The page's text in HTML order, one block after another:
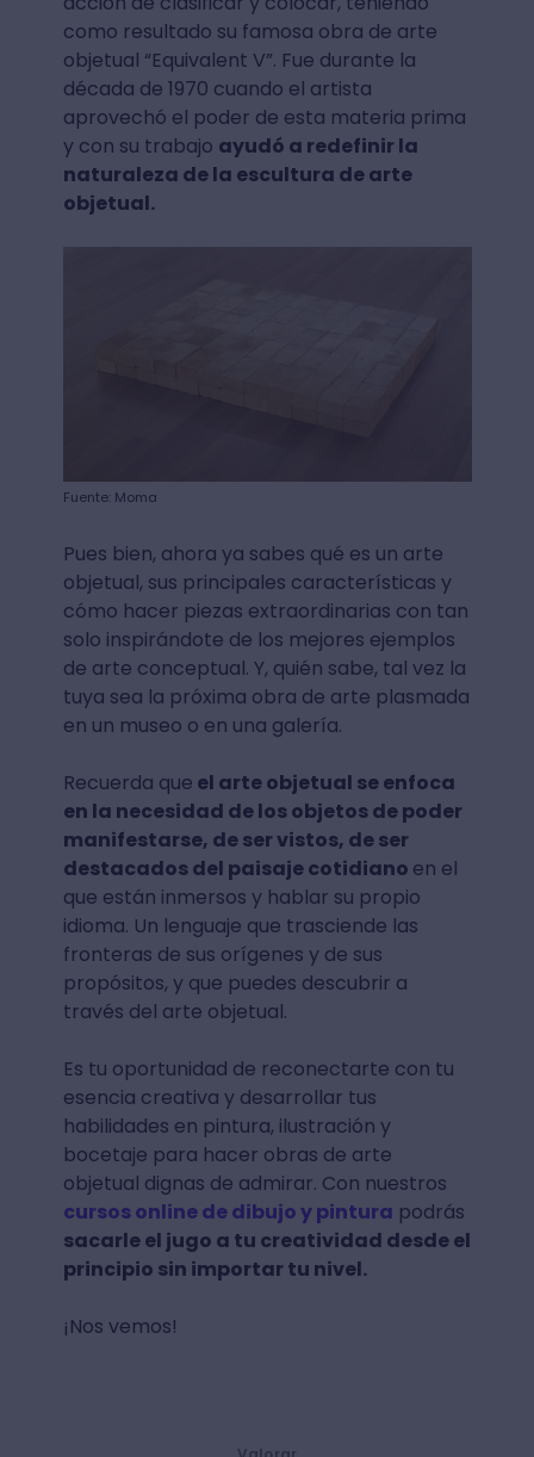
como resultado su famosa obra de arte
objetual “Equivalent V”. Fue durante la
década de 1970 cuando el artista
aprovechó el poder de esta materia prima
y con su trabajo ayudó a redefinir la
naturaleza de la escultura de arte
objetual.
Fuente: Moma
Pues bien, ahora ya sabes qué es un arte
objetual, sus principales características y
cómo hacer piezas extraordinarias con tan
solo inspirándote de los mejores ejemplos
de arte conceptual. Y, quién sabe, tal vez la
tuya sea la próxima obra de arte plasmada
en un museo o en una galería.
Recuerda que el arte objetual se enfoca
en la necesidad de los objetos de poder
manifestarse, de ser vistos, de ser
destacados del paisaje cotidiano en el
que están inmersos y hablar su propio
idioma. Un lenguaje que trasciende las
fronteras de sus orígenes y de sus
propósitos, y que puedes descubrir a
través del arte objetual.
Es tu oportunidad de reconectarte con tu
esencia creativa y desarrollar tus
habilidades en pintura, ilustración y
bocetaje para hacer obras de arte
objetual dignas de admirar. Con nuestros
cursos online de dibujo y pintura podrás
sacarle el jugo a tu creatividad desde el
principio sin importar tu nivel.
¡Nos vemos!